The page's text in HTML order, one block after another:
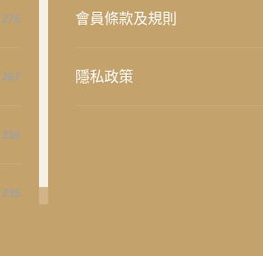
276
267
236
235
會員條款及規則
隱私政策